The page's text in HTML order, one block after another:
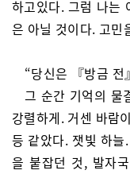
하고있다. 그럼 나는
은 아닐 것이다. 고민
“당신은 『방금 전
그 순간 기억의 물
강렬하게. 거센 바람
등 같았다. 잿빛 하
을 붙잡던 것, 발자